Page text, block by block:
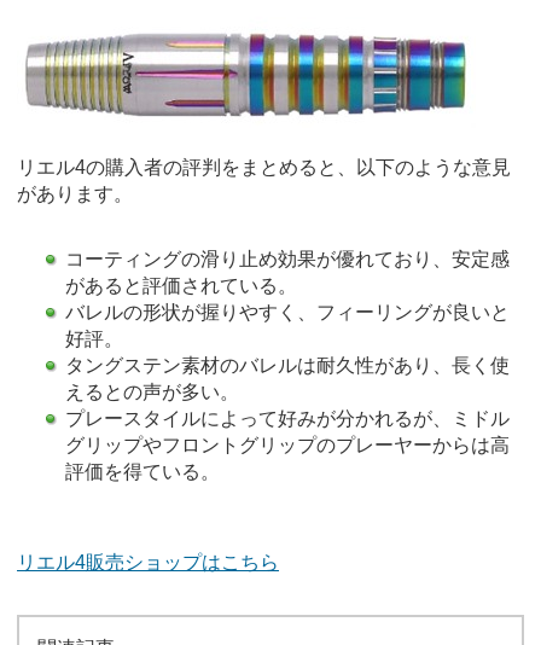
リエル4の購入者の評判をまとめると、以下のような意見
があります。
コーティングの滑り止め効果が優れており、安定感
があると評価されている。
バレルの形状が握りやすく、フィーリングが良いと
好評。
タングステン素材のバレルは耐久性があり、長く使
えるとの声が多い。
プレースタイルによって好みが分かれるが、ミドル
グリップやフロントグリップのプレーヤーからは高
評価を得ている。
リエル4販売ショップはこちら